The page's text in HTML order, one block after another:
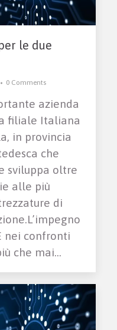
le due
0 Comments
azienda
filiale Italiana
in provincia
che
sviluppa oltre
alle più
di
nei confronti
che mai…